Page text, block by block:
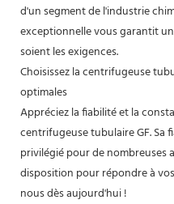
d'un segment de l'industrie
exceptionnelle vous garantit
soient les exigences.
Choisissez la centrifugeuse
optimales
Appréciez la fiabilité et la
centrifugeuse tubulaire GF. Sa
privilégié pour de nombreuses
disposition pour répondre à
nous dès aujourd'hui !